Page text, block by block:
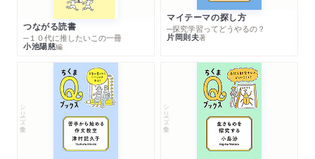
つながる読書
─１０代に推したいこの一冊
小池陽慈編
マイテーマの探し方
─探究学習ってどうやるの？
片岡則夫著
シリーズ・全集 シリーズ・全集